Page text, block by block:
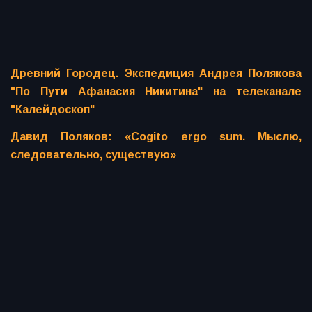
Древний Городец. Экспедиция Андрея Полякова
"По Пути Афанасия Никитина" на телеканале
"Калейдоскоп"
Давид Поляков: «Cogito ergo sum. Мыслю,
следовательно, существую»